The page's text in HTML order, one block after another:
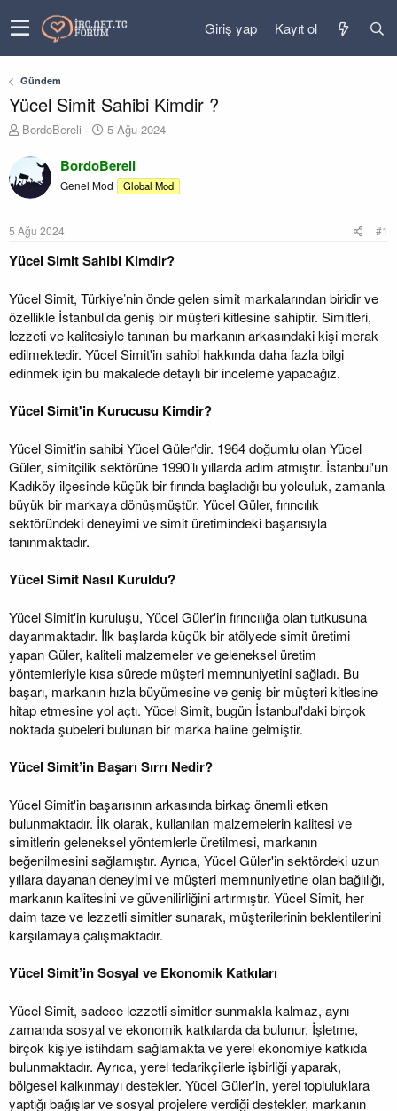
Giriş yap Kayıt ol
Gündem
Yücel Simit Sahibi Kimdir ?
K
n
u
b
a
ş
t
a
n
BordoBereli
B
ş
l
a
ç
r
i
h
i
5 Ağu 2024
BordoBereli
Genel Mod Global Mod
5 Ağu 2024 #1
Yücel Simit Sahibi Kimdir?
Yücel Simit, Türkiye’nin önde gelen simit markalarından biridir ve
özellikle İstanbul’da geniş bir müşteri kitlesine sahiptir. Simitleri,
lezzeti ve kalitesiyle tanınan bu markanın arkasındaki kişi merak
edilmektedir. Yücel Simit'in sahibi hakkında daha fazla bilgi
edinmek için bu makalede detaylı bir inceleme yapacağız.
Yücel Simit'in Kurucusu Kimdir?
Yücel Simit'in sahibi Yücel Güler'dir. 1964 doğumlu olan Yücel
Güler, simitçilik sektörüne 1990’lı yıllarda adım atmıştır. İstanbul'un
Kadıköy ilçesinde küçük bir fırında başladığı bu yolculuk, zamanla
büyük bir markaya dönüşmüştür. Yücel Güler, fırıncılık
sektöründeki deneyimi ve simit üretimindeki başarısıyla
tanınmaktadır.
Yücel Simit Nasıl Kuruldu?
Yücel Simit'in kuruluşu, Yücel Güler'in fırıncılığa olan tutkusuna
dayanmaktadır. İlk başlarda küçük bir atölyede simit üretimi
yapan Güler, kaliteli malzemeler ve geleneksel üretim
yöntemleriyle kısa sürede müşteri memnuniyetini sağladı. Bu
başarı, markanın hızla büyümesine ve geniş bir müşteri kitlesine
hitap etmesine yol açtı. Yücel Simit, bugün İstanbul'daki birçok
noktada şubeleri bulunan bir marka haline gelmiştir.
Yücel Simit’in Başarı Sırrı Nedir?
Yücel Simit'in başarısının arkasında birkaç önemli etken
bulunmaktadır. İlk olarak, kullanılan malzemelerin kalitesi ve
simitlerin geleneksel yöntemlerle üretilmesi, markanın
beğenilmesini sağlamıştır. Ayrıca, Yücel Güler'in sektördeki uzun
yıllara dayanan deneyimi ve müşteri memnuniyetine olan bağlılığı,
markanın kalitesini ve güvenilirliğini artırmıştır. Yücel Simit, her
daim taze ve lezzetli simitler sunarak, müşterilerinin beklentilerini
karşılamaya çalışmaktadır.
Yücel Simit’in Sosyal ve Ekonomik Katkıları
Yücel Simit, sadece lezzetli simitler sunmakla kalmaz, aynı
zamanda sosyal ve ekonomik katkılarda da bulunur. İşletme,
birçok kişiye istihdam sağlamakta ve yerel ekonomiye katkıda
bulunmaktadır. Ayrıca, yerel tedarikçilerle işbirliği yaparak,
bölgesel kalkınmayı destekler. Yücel Güler'in, yerel topluluklara
yaptığı bağışlar ve sosyal projelere verdiği destekler, markanın